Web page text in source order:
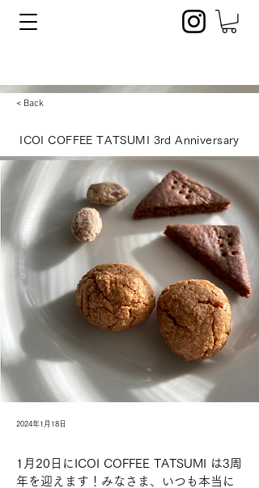
< Back
ICOI COFFEE TATSUMI 3rd Anniversary
2024年1月18日
1月20日にICOI COFFEE TATSUMI は3周
年を迎えます！みなさま、いつも本当に